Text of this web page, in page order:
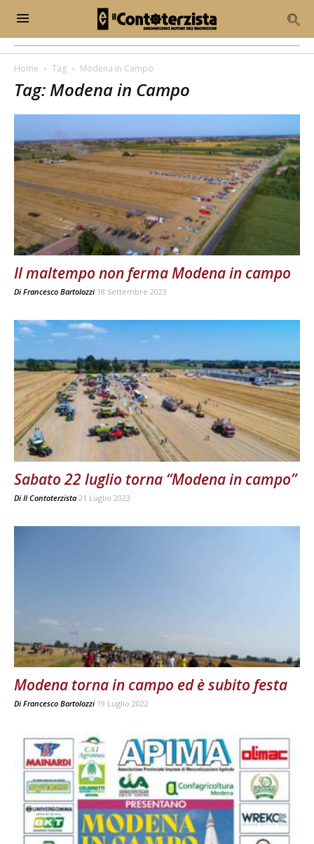
Home Tag Modena in Campo
Tag: Modena in Campo
Il maltempo non ferma Modena in campo
Di Francesco Bartolozzi 18 Settembre 2023
Sabato 22 luglio torna “Modena in campo”
Di Il Contoterzista 21 Luglio 2023
Modena torna in campo ed è subito festa
Di Francesco Bartolozzi 19 Luglio 2022